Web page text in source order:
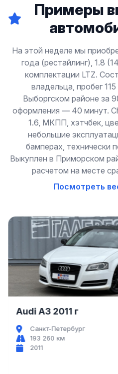
Примеры
На этой неделе мы
года (рестайлинг), 1.8
комплектации LTZ.
владельца, пробег
Выборгском районе за
оформления — 40 минут.
1.6, МКПП, хэтчбек,
небольшие
бамперах, технически
Выкуплен в Приморском
расчетом на месте
Посмотреть
Audi A3
Audi A3 2011 г
Санкт-Петербург
193 260 км
2011